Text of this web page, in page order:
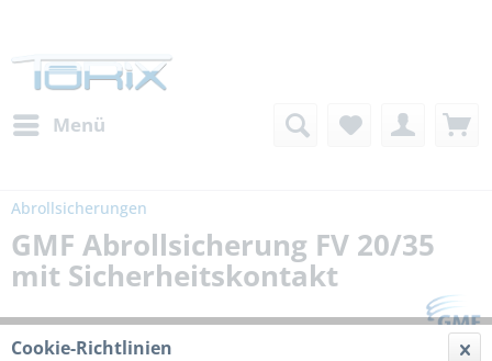
Menü
Abrollsicherungen
GMF Abrollsicherung FV 20/35
mit Sicherheitskontakt
Cookie-Richtlinien